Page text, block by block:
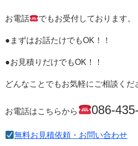
お電話 でもお受付しております。
●まずはお話たけでもOK！！
●お見積りだけでもOK！！
どんなことでもお気軽にご相談くだ
お電話はこちらから 086-
無料お見積依頼・お問い合わせ